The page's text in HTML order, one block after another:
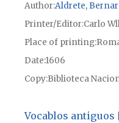
Author Aldrete,
Printer/Editor Carlo
Place of printing
Date1606
CopyBiblioteca
Vocablos antiguos